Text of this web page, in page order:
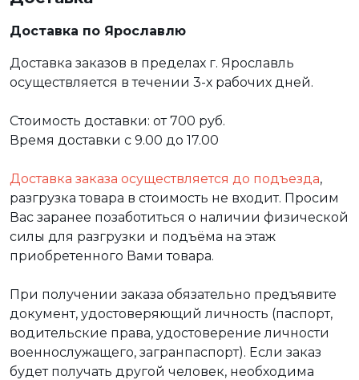
Доставка по Ярославлю
Доставка заказов в пределах г. Ярославль
осуществляется в течении 3-х рабочих дней.
Стоимость доставки: от 700 руб.
Время доставки с 9.00 до 17.00
Доставка заказа осуществляется до подъезда,
разгрузка товара в стоимость не входит. Просим
Вас заранее позаботиться о наличии физической
силы для разгрузки и подъёма на этаж
приобретенного Вами товара.
При получении заказа обязательно предъявите
документ, удостоверяющий личность (паспорт,
водительские права, удостоверение личности
военнослужащего, загранпаспорт). Если заказ
будет получать другой человек, необходима